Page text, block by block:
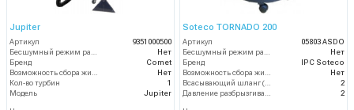
Jupiter
Артикул
9351000500
Нет
Бренд
Comet
Нет
Кол-во турбин
1
Модель
Jupiter
Soteco TORNADO 200
Артикул
05803 ASDO
Нет
Бренд
IPC Soteco
Нет
2
2